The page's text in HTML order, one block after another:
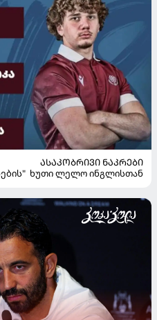
ᲐᲡᲐᲙᲝᲑᲠᲘᲕᲘ ᲜᲐᲙᲠᲔᲑᲘ
ხუთი ლელო ინგლისთან